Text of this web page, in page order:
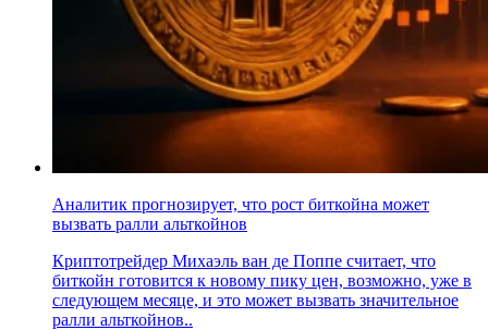
Аналитик прогнозирует, что рост биткойна может
вызвать ралли альткойнов
Криптотрейдер Михаэль ван де Поппе считает, что
биткойн готовится к новому пику цен, возможно, уже в
следующем месяце, и это может вызвать значительное
ралли альткойнов..